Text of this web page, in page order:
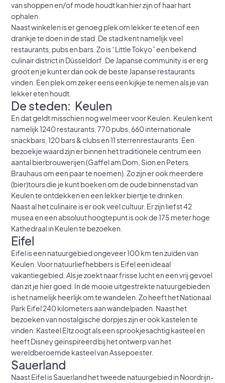
van shoppen en/of mode houdt kan hier zijn of haar hart
ophalen.
Naast winkelen is er genoeg plek om lekker te eten of een
drankje te doen in de stad. De stad kent namelijk veel
restaurants, pubs en bars. Zo is “Little Tokyo” een bekend
culinair district in Düsseldorf. De Japanse community is er erg
groot en je kunt er dan ook de beste Japanse restaurants
vinden. Een plek om zeker eens een kijkje te nemen als je van
lekker eten houdt.
De steden: Keulen
En dat geldt misschien nog wel meer voor Keulen. Keulen kent
namelijk 1240 restaurants, 770 pubs, 660 internationale
snackbars, 120 bars & clubs en 11 sterrenrestaurants. Een
bezoekje waard zijn er binnen het traditionele centrum een
aantal bierbrouwerijen (Gaffel am Dom, Sion en Peters
Brauhaus om een paar te noemen). Zo zijn er ook meerdere
(bier)tours die je kunt boeken om de oude binnenstad van
Keulen te ontdekken en een lekker biertje te drinken.
Naast al het culinaire is er ook veel cultuur. Er zijn liefst 42
musea en een absoluut hoogtepunt is ook de 175 meter hoge
Kathedraal in Keulen te bezoeken.
Eifel
Eifel is een natuurgebied ongeveer 100 km ten zuiden van
Keulen. Voor natuurliefhebbers is Eifel een ideaal
vakantiegebied. Als je zoekt naar frisse lucht en een vrij gevoel
dan zit je hier goed. In de mooie uitgestrekte natuurgebieden
is het namelijk heerlijk om te wandelen. Zo heeft het Nationaal
Park Eifel 240 kilometers aan wandelpaden. Naast het
bezoeken van nostalgische dorpjes zijn er ook kastelen te
vinden. Kasteel Eltz oogt als een sprookjesachtig kasteel en
heeft Disney geïnspireerd bij het ontwerp van het
wereldberoemde kasteel van Assepoester.
Sauerland
Naast Eifel is Sauerland het tweede natuurgebied in Noordrijn-